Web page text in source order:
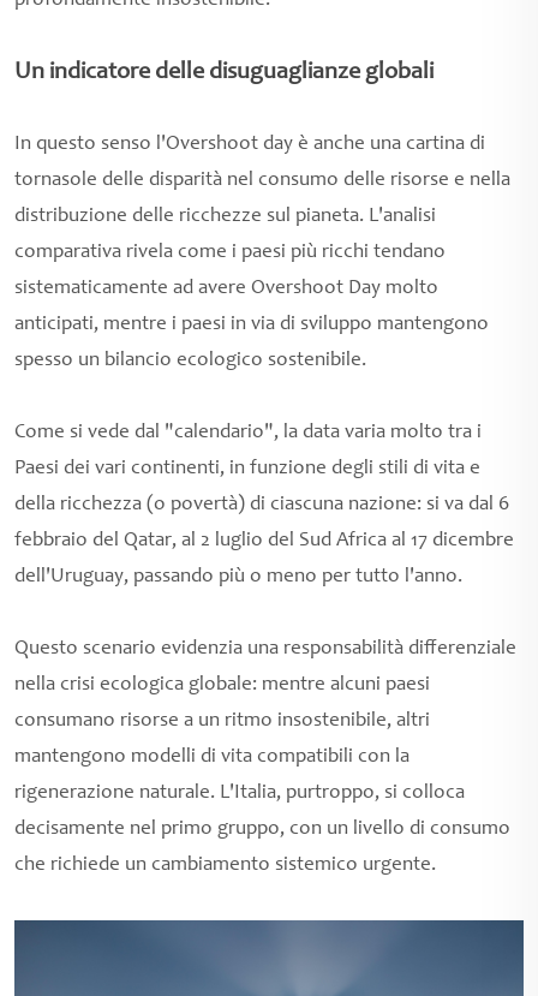
Un indicatore delle disuguaglianze globali
In questo senso l'Overshoot day è anche una cartina di
tornasole delle disparità nel consumo delle risorse e nella
distribuzione delle ricchezze sul pianeta. L'analisi
comparativa rivela come i paesi più ricchi tendano
sistematicamente ad avere Overshoot Day molto
anticipati, mentre i paesi in via di sviluppo mantengono
spesso un bilancio ecologico sostenibile.
Come si vede dal "calendario", la data varia molto tra i
Paesi dei vari continenti, in funzione degli stili di vita e
della ricchezza (o povertà) di ciascuna nazione: si va dal 6
febbraio del Qatar, al 2 luglio del Sud Africa al 17 dicembre
dell'Uruguay, passando più o meno per tutto l'anno.
Questo scenario evidenzia una responsabilità differenziale
nella crisi ecologica globale: mentre alcuni paesi
consumano risorse a un ritmo insostenibile, altri
mantengono modelli di vita compatibili con la
rigenerazione naturale. L'Italia, purtroppo, si colloca
decisamente nel primo gruppo, con un livello di consumo
che richiede un cambiamento sistemico urgente.